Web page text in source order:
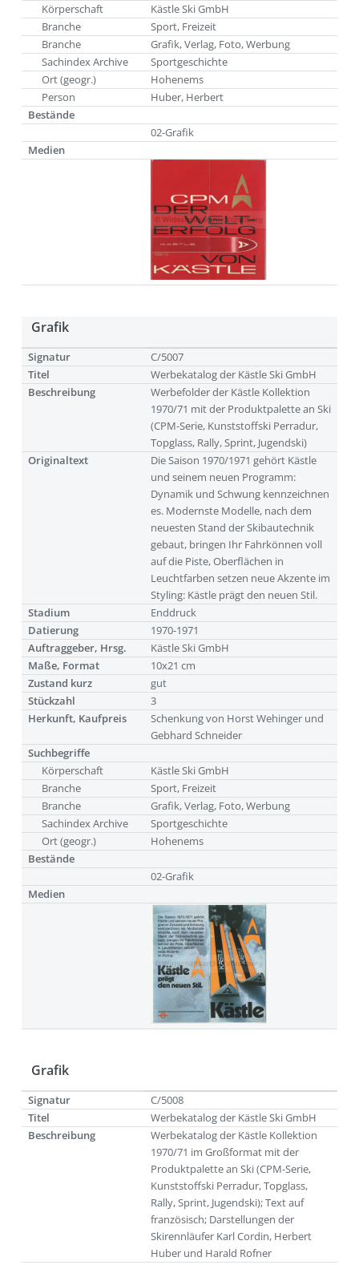
Körperschaft
Kästle Ski GmbH
Branche
Sport, Freizeit
Branche
Grafik, Verlag, Foto, Werbung
Sachindex Archive
Sportgeschichte
Ort (geogr.)
Hohenems
Person
Huber, Herbert
Bestände
02-Grafik
Medien
Grafik
Signatur
C/5007
Titel
Werbekatalog der Kästle Ski GmbH
Beschreibung
Werbefolder der Kästle Kollektion
1970/71 mit der Produktpalette an Ski
(CPM-Serie, Kunststoffski Perradur,
Topglass, Rally, Sprint, Jugendski)
Originaltext
Die Saison 1970/1971 gehört Kästle
und seinem neuen Programm:
Dynamik und Schwung kennzeichnen
es. Modernste Modelle, nach dem
neuesten Stand der Skibautechnik
gebaut, bringen Ihr Fahrkönnen voll
auf die Piste, Oberflächen in
Leuchtfarben setzen neue Akzente im
Styling: Kästle prägt den neuen Stil.
Stadium
Enddruck
Datierung
1970-1971
Auftraggeber, Hrsg.
Kästle Ski GmbH
Maße, Format
10x21 cm
Zustand kurz
gut
Stückzahl
3
Herkunft, Kaufpreis
Schenkung von Horst Wehinger und
Gebhard Schneider
Suchbegriffe
Körperschaft
Kästle Ski GmbH
Branche
Sport, Freizeit
Branche
Grafik, Verlag, Foto, Werbung
Sachindex Archive
Sportgeschichte
Ort (geogr.)
Hohenems
Bestände
02-Grafik
Medien
Grafik
Signatur
C/5008
Titel
Werbekatalog der Kästle Ski GmbH
Beschreibung
Werbekatalog der Kästle Kollektion
1970/71 im Großformat mit der
Produktpalette an Ski (CPM-Serie,
Kunststoffski Perradur, Topglass,
Rally, Sprint, Jugendski); Text auf
französisch; Darstellungen der
Skirennläufer Karl Cordin, Herbert
Huber und Harald Rofner